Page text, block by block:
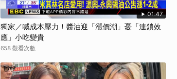
01:47
獨家／喊成本壓力！醬油迎「漲價潮」憂「連鎖效
應」小吃變貴
658 觀看次數